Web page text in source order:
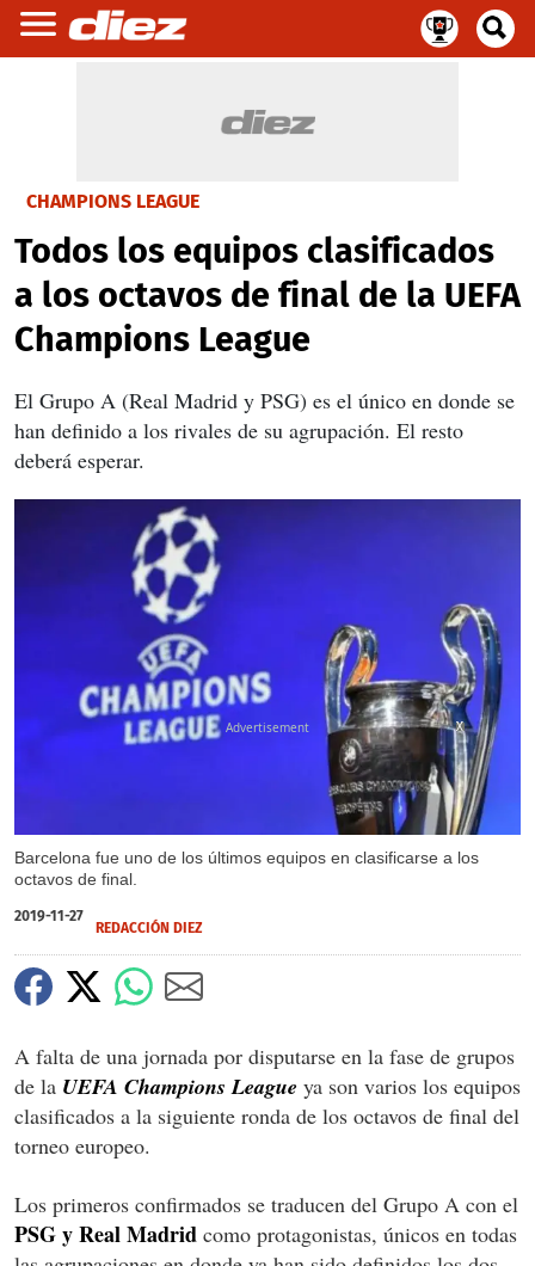
CHAMPIONS LEAGUE
Todos los equipos clasificados
a los octavos de final de la UEFA
Champions League
El Grupo A (Real Madrid y PSG) es el único en donde se
han definido a los rivales de su agrupación. El resto
deberá esperar.
Barcelona fue uno de los últimos equipos en clasificarse a los
octavos de final.
X
X
2019-11-27
REDACCIÓN DIEZ
A falta de una jornada por disputarse en la fase de grupos
de la UEFA Champions League ya son varios los equipos
clasificados a la siguiente ronda de los octavos de final del
torneo europeo.
Los primeros confirmados se traducen del Grupo A con el
PSG y Real Madrid como protagonistas, únicos en todas